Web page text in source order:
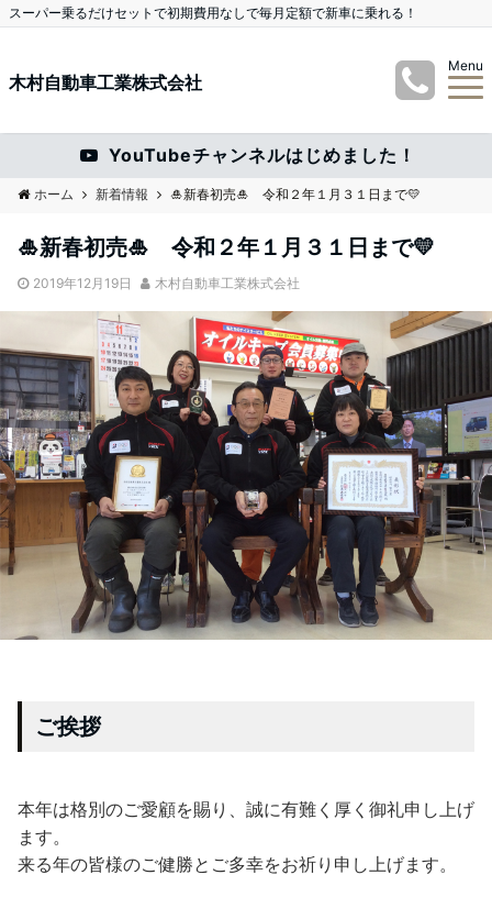
スーパー乗るだけセットで初期費用なしで毎月定額で新車に乗れる！
木村自動車工業株式会社
Menu
YouTubeチャンネルはじめました！
ホーム 新着情報 🎍新春初売🎍 令和２年１月３１日まで💛
🎍新春初売🎍 令和２年１月３１日まで💛
2019年12月19日 木村自動車工業株式会社
ご挨拶
本年は格別のご愛顧を賜り、誠に有難く厚く御礼申し上げ
ます。
来る年の皆様のご健勝とご多幸をお祈り申し上げます。